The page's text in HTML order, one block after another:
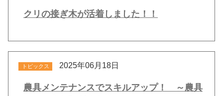
クリの接ぎ木が活着しました！！
トピックス 2025年06月18日
農具メンテナンスでスキルアップ！ ～農具